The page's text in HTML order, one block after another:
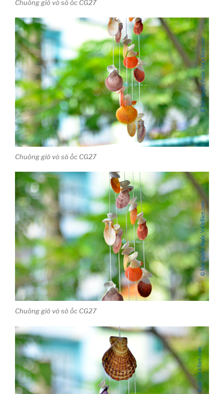
Chuông gió vỏ sò ốc CG27
Chuông gió vỏ sò ốc CG27
Chuông gió vỏ sò ốc CG27